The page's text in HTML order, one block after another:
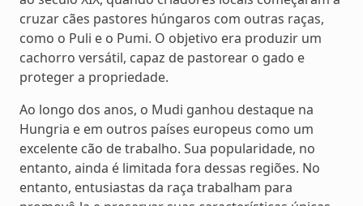
cruzar cães pastores húngaros com outras raças,
como o Puli e o Pumi. O objetivo era produzir um
cachorro versátil, capaz de pastorear o gado e
proteger a propriedade.
Ao longo dos anos, o Mudi ganhou destaque na
Hungria e em outros países europeus como um
excelente cão de trabalho. Sua popularidade, no
entanto, ainda é limitada fora dessas regiões. No
entanto, entusiastas da raça trabalham para